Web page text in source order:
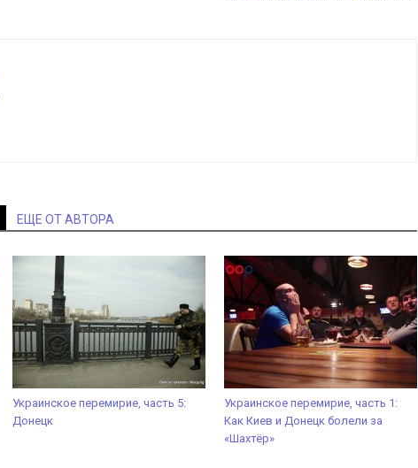
ЕЩЕ ОТ АВТОРА
Украинское перемирие, часть 5:
Донецк
Украинское перемирие, часть 1:
Как Киев и Донецк болели за
«Шахтёр»